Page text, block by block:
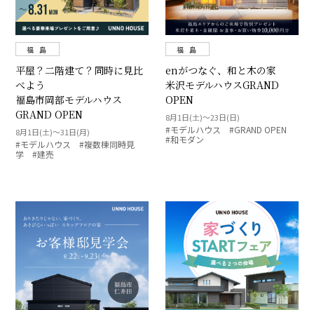
福 島
平屋？二階建て？同時に見比
べよう
福島市岡部モデルハウス
GRAND OPEN
8月1日(土)～31日(月)
#モデルハウス #複数棟同時見
学 #建売
福 島
enがつなぐ、和と木の家
米沢モデルハウスGRAND
OPEN
8月1日(土)～23日(日)
#モデルハウス #GRAND OPEN
#和モダン